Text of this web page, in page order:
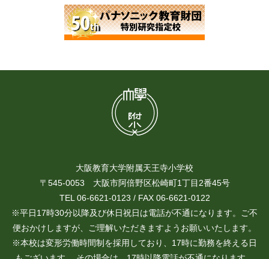
大阪教育大学附属天王寺小学校
〒545-0053 大阪市阿倍野区松崎町1丁目2番45号
TEL 06-6621-0123 / FAX 06-6621-0122
※平日17時30分以降及び休日祝日は電話が不通になります。ご不
便おかけしますが、ご理解いただきますようお願いいたします。
※本校は変形労働時間制を採用しており、17時に勤務を終える日